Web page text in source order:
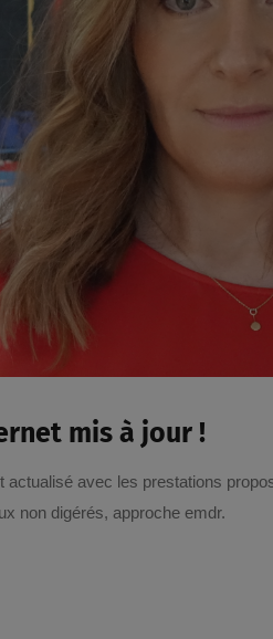
mis à jour !
actualisé avec les prestations
non digérés, approche emdr.